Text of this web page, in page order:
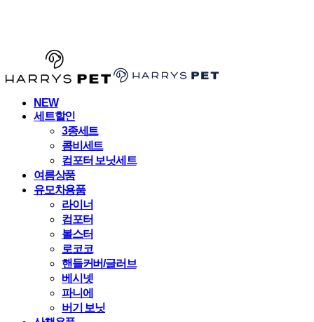
NEW
세트할인
3종세트
콤비세트
컴포터 보닛세트
여름상품
유모차용품
라이너
컴포터
볼스터
로코코
핸들커버/글러브
베시넷
파니에
버기 보닛